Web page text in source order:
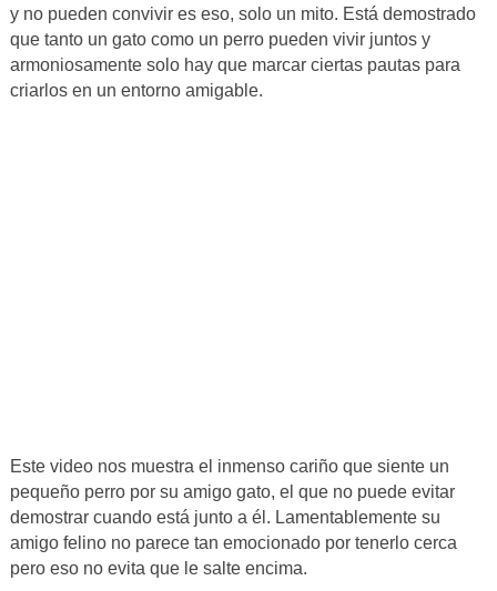
y no pueden convivir es eso, solo un mito. Está demostrado
que tanto un gato como un perro pueden vivir juntos y
armoniosamente solo hay que marcar ciertas pautas para
criarlos en un entorno amigable.
Este video nos muestra el inmenso cariño que siente un
pequeño perro por su amigo gato, el que no puede evitar
demostrar cuando está junto a él. Lamentablemente su
amigo felino no parece tan emocionado por tenerlo cerca
pero eso no evita que le salte encima.